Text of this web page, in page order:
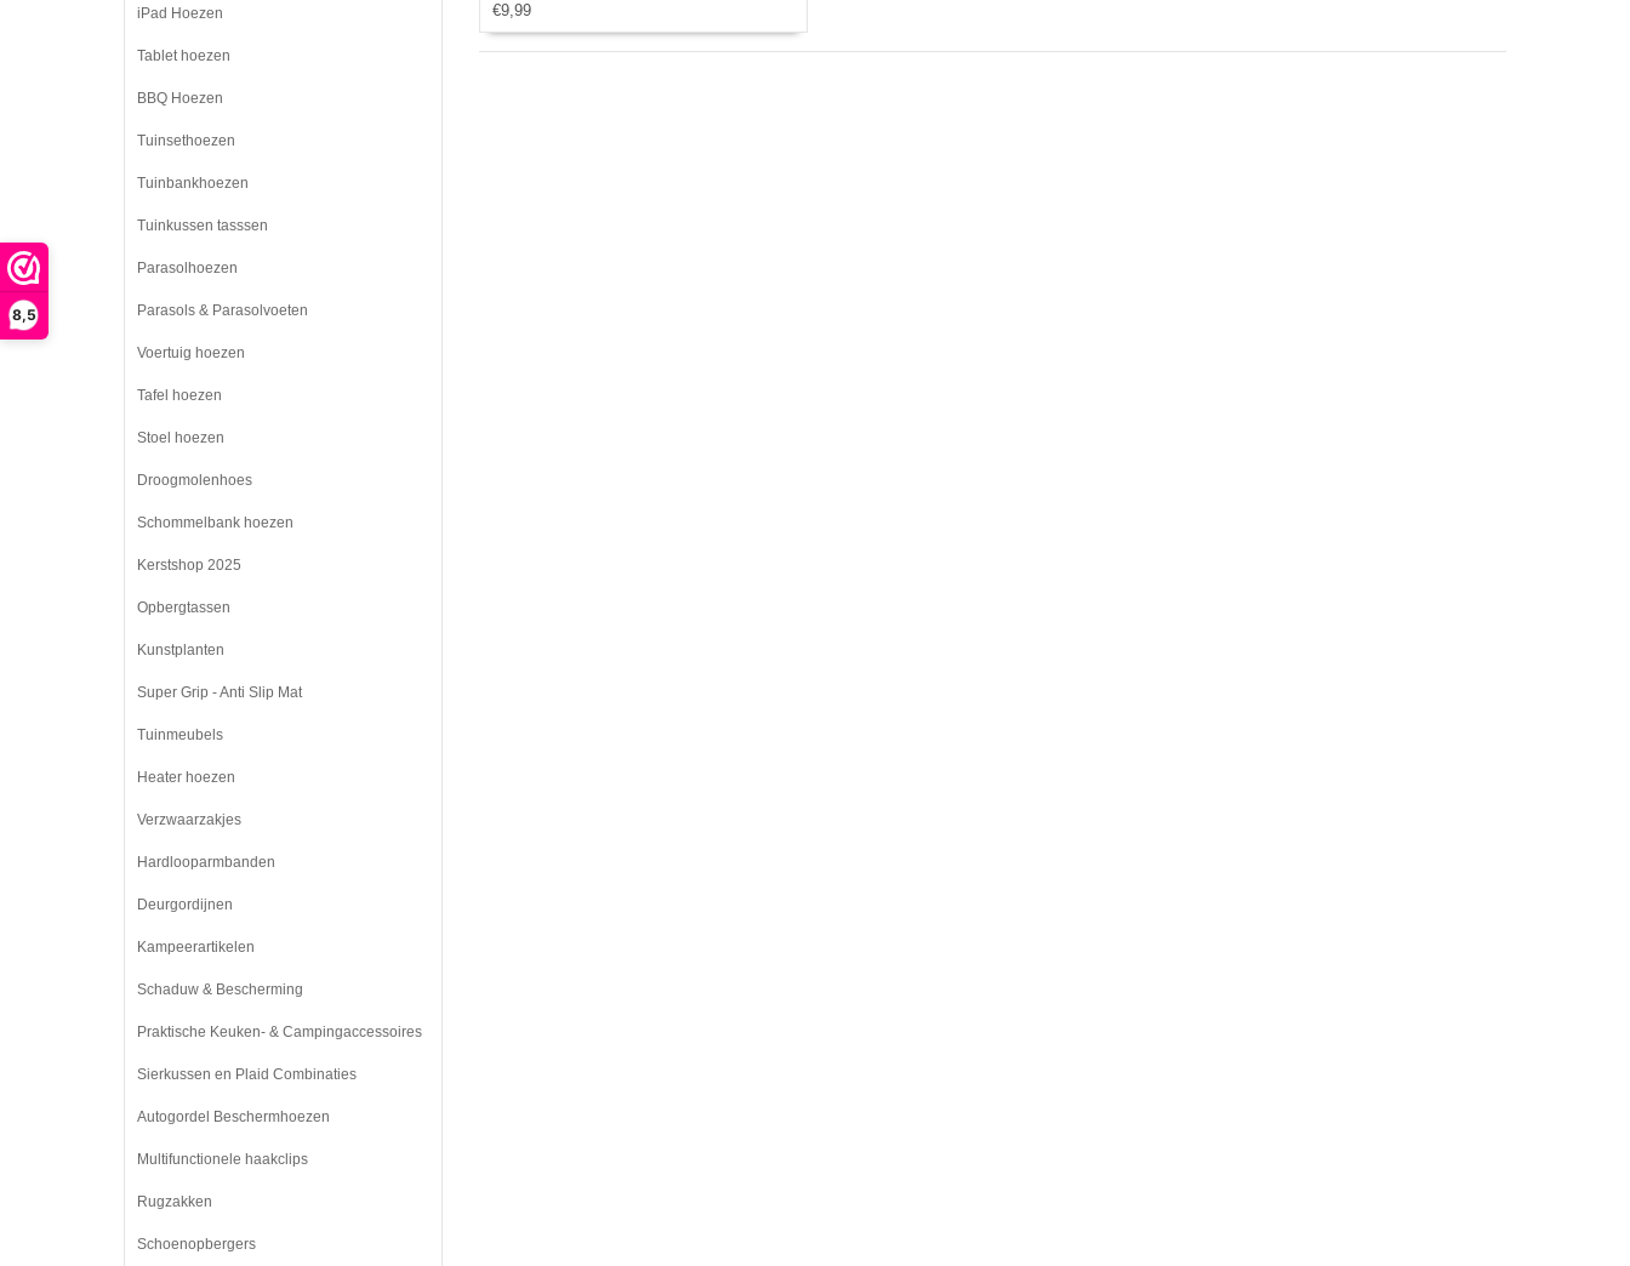
8,5
€9,99
iPad Hoezen
Tablet hoezen
BBQ Hoezen
Tuinsethoezen
Tuinbankhoezen
Tuinkussen tasssen
Parasolhoezen
Parasols & Parasolvoeten
Voertuig hoezen
Tafel hoezen
Stoel hoezen
Droogmolenhoes
Schommelbank hoezen
Kerstshop 2025
Opbergtassen
Kunstplanten
Super Grip - Anti Slip Mat
Tuinmeubels
Heater hoezen
Verzwaarzakjes
Hardlooparmbanden
Deurgordijnen
Kampeerartikelen
Schaduw & Bescherming
Praktische Keuken- & Campingaccessoires
Sierkussen en Plaid Combinaties
Autogordel Beschermhoezen
Multifunctionele haakclips
Rugzakken
Schoenopbergers